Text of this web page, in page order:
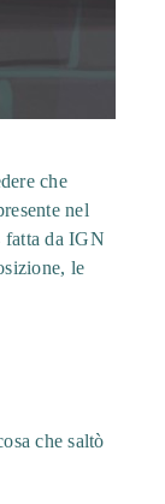
che
nel
fatta da IGN
le
che saltò